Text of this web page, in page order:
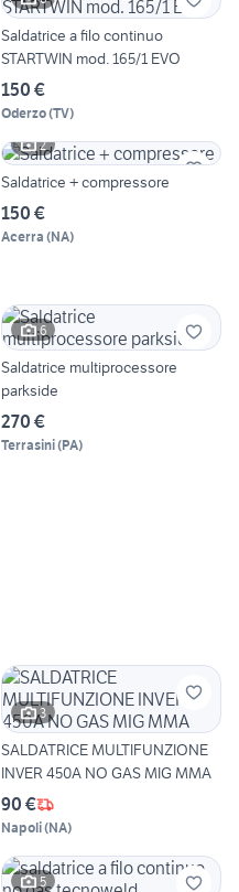
Saldatrice a filo continuo
STARTWIN mod. 165/1 EVO
150 €
Oderzo(TV)
2
Saldatrice + compressore
150 €
Acerra (NA)
6
Saldatrice multiprocessore
parkside
270 €
Terrasini(PA)
3
SALDATRICE MULTIFUNZIONE
INVER 450A NO GAS MIG MMA
90 €
Napoli(NA)
5